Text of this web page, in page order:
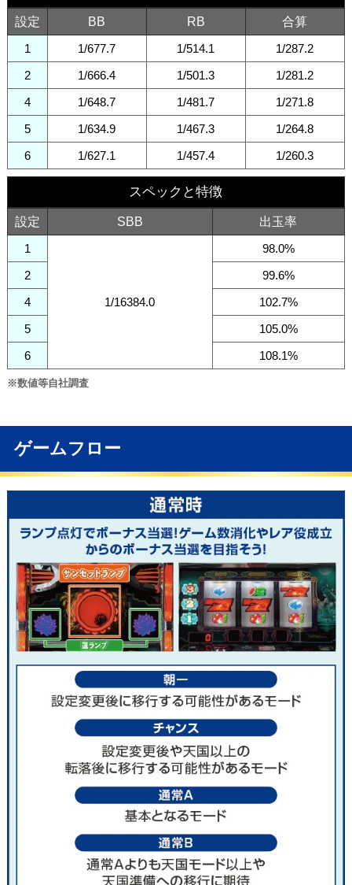
設定 BB RB 合算
1 1/677.7 1/514.1
1/287.2
2
1/666.4 1/501.3
1/281.2
4
1/648.7 1/481.7
1/271.8
5
1/634.9 1/467.3
1/264.8
6
1/627.1 1/457.4 1/260.3
スペックと特徴
設定 SBB 出玉率
1
1/16384.0
98.0%
2
99.6%
4
102.7%
5
105.0%
6
108.1%
※数値等自社調査
ゲームフロー